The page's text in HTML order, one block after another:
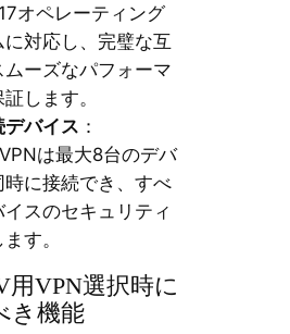
オペレーティング
に対応し、完璧な互
ムーズなパフォーマ
します。
デバイス ：
は最大8台のデバ
時に接続でき、すべ
イスのセキュリティ
す。
用VPN選択時に
き機能